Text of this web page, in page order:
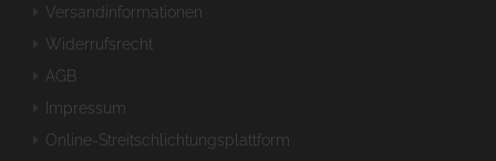
Versandinformationen
Widerrufsrecht
AGB
Impressum
Online-Streitschlichtungsplattform